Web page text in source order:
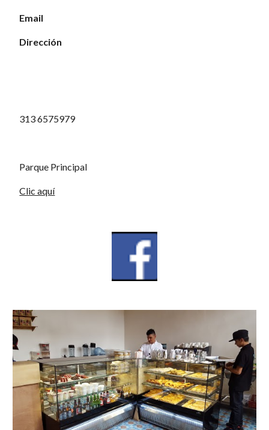
Email
Dirección
313 6575979
Parque Principal
Clic aquí